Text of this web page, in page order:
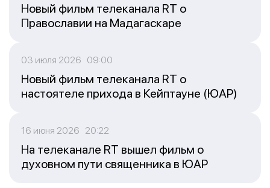
Новый фильм телеканала RT о
Православии на Мадагаскаре
03 июля 2026 09:00
Новый фильм телеканала RT о
настоятеле прихода в Кейптауне (ЮАР)
16 июня 2026 20:22
На телеканале RT вышел фильм о
духовном пути священника в ЮАР